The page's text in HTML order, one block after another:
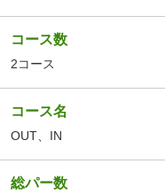
コース数
2コース
コース名
OUT IN
総パー数